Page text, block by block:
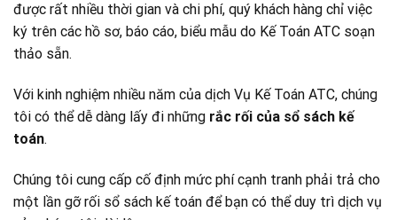
được rất nhiều thời gian và chi phí, quý khách hàng chỉ việc
ký trên các hồ sơ, báo cáo, biểu mẫu do Kế Toán ATC soạn
thảo sẵn.
Với kinh nghiệm nhiều năm của dịch Vụ Kế Toán ATC, chúng
tôi có thể dễ dàng lấy đi những rắc rối của sổ sách kế
toán.
Chúng tôi cung cấp cố định mức phí cạnh tranh phải trả cho
một lần gỡ rối sổ sách kế toán để bạn có thể duy trì dịch vụ